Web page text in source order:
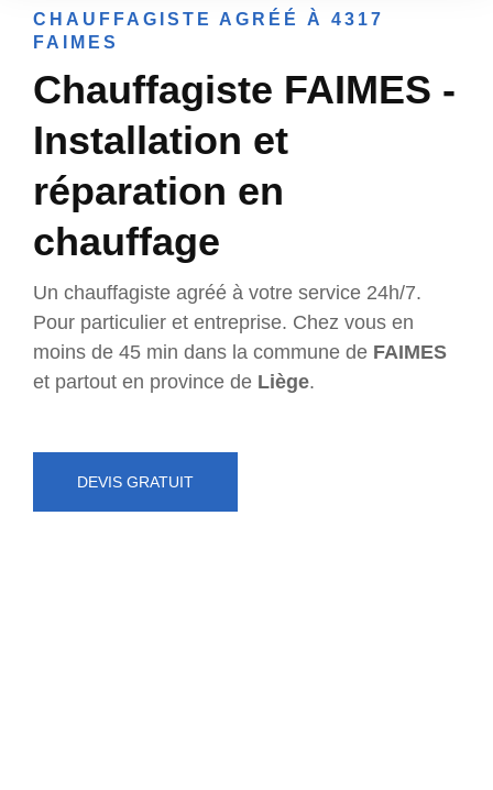
CHAUFFAGISTE AGRÉÉ À 4317
FAIMES
Chauffagiste FAIMES -
Installation et
réparation en
chauffage
Un chauffagiste agréé à votre service 24h/7.
Pour particulier et entreprise. Chez vous en
moins de 45 min dans la commune de FAIMES
et partout en province de Liège.
DEVIS GRATUIT